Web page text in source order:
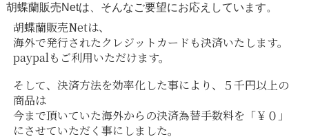
胡蝶蘭販売Netは、そんなご要望にお応えしています。
胡蝶蘭販売Netは、
海外で発行されたクレジットカードも決済いたします。
paypalもご利用いただけます。
そして、決済方法を効率化した事により、５千円以上の
商品は
今まで頂いていた海外からの決済為替手数料を「￥０」
にさせていただく事にしました。